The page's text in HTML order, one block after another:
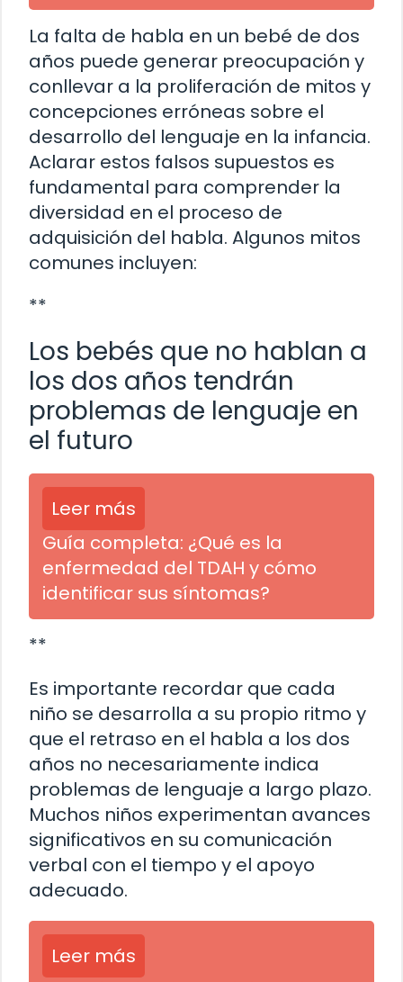
La falta de habla en un bebé de dos
años puede generar preocupación y
conllevar a la proliferación de mitos y
concepciones erróneas sobre el
desarrollo del lenguaje en la infancia.
Aclarar estos falsos supuestos es
fundamental para comprender la
diversidad en el proceso de
adquisición del habla. Algunos mitos
comunes incluyen:
**
Los bebés que no hablan a
los dos años tendrán
problemas de lenguaje en
el futuro
Leer más
Guía completa: ¿Qué es la
enfermedad del TDAH y cómo
identificar sus síntomas?
**
Es importante recordar que cada
niño se desarrolla a su propio ritmo y
que el retraso en el habla a los dos
años no necesariamente indica
problemas de lenguaje a largo plazo.
Muchos niños experimentan avances
significativos en su comunicación
verbal con el tiempo y el apoyo
adecuado.
Leer más